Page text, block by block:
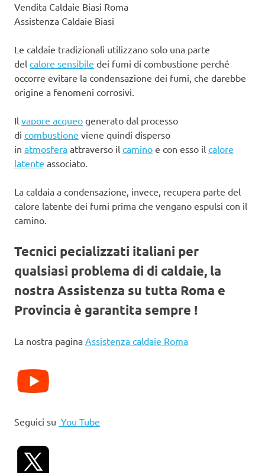
Vendita Caldaie Biasi Roma
Assistenza Caldaie Biasi
Le caldaie tradizionali utilizzano solo una parte
del calore sensibile dei fumi di combustione perché
occorre evitare la condensazione dei fumi, che darebbe
origine a fenomeni corrosivi.
Il vapore acqueo generato dal processo
di combustione viene quindi disperso
in atmosfera attraverso il camino e con esso il calore
latente associato.
La caldaia a condensazione, invece, recupera parte del
calore latente dei fumi prima che vengano espulsi con il
camino.
Tecnici pecializzati italiani per
qualsiasi problema di di caldaie, la
nostra Assistenza su tutta Roma e
Provincia è garantita sempre !
La nostra pagina Assistenza caldaie Roma
Seguici su You Tube